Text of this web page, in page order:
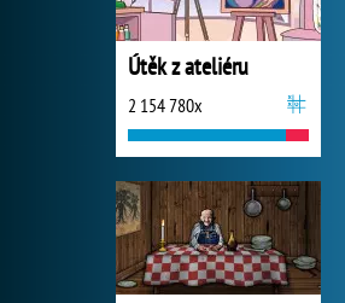
Útěk z ateliéru
2 154 780x